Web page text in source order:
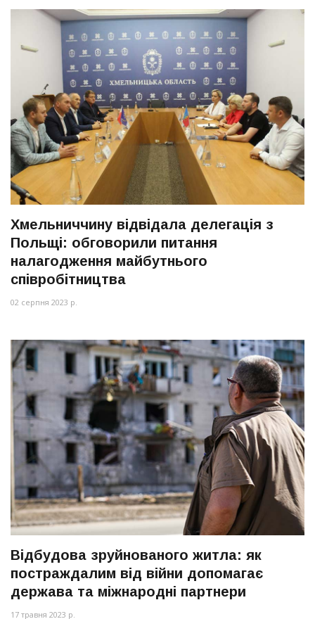
Хмельниччину відвідала делегація з
Польщі: обговорили питання
налагодження майбутнього
співробітництва
02 серпня 2023 р.
Відбудова зруйнованого житла: як
постраждалим від війни допомагає
держава та міжнародні партнери
17 травня 2023 р.